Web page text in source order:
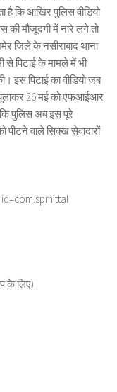
है कि आखिर पुलिस वीडियो
की मौजूदगी में नारे लगे तो
जिले के नसीराबाद थाना
से पिटाई के मामले में भी
इस पिटाई का वीडियो जब
बुलाकर 26 मई को एफआईआर
कि पुलिस अब इस पूरे
पीटने वाले सिक्ख सेवादारों
के लिए)